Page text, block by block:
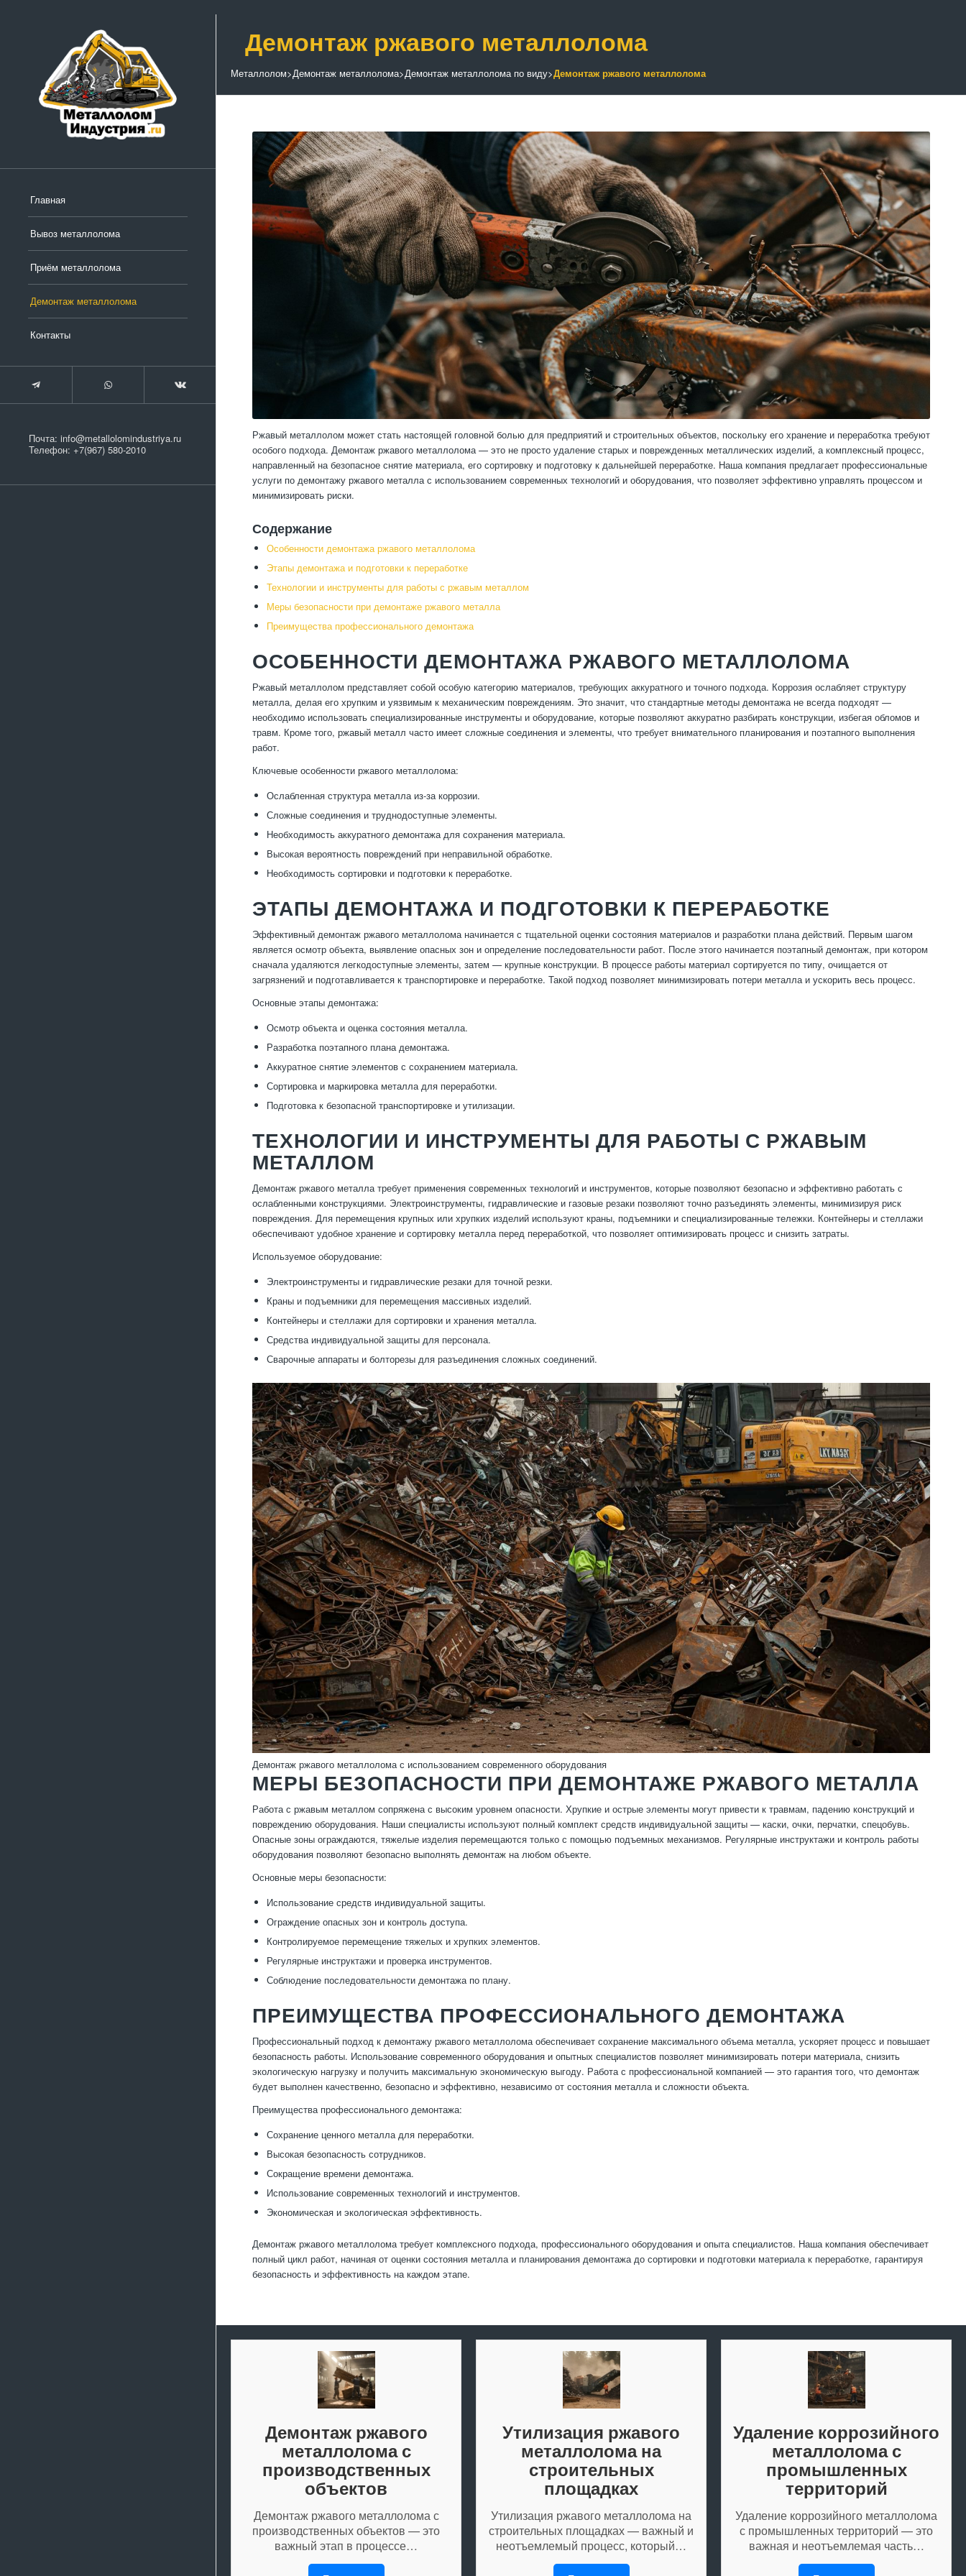
Главная
Вывоз металлолома
Приём металлолома
Демонтаж металлолома
Контакты
Почта: info@metallolomindustriya.ru
Телефон: +7(967) 580-2010
Демонтаж ржавого металлолома
Металлолом>Демонтаж металлолома>Демонтаж металлолома по виду>Демонтаж ржавого металлолома
Ржавый металлолом может стать настоящей головной болью для предприятий и строительных объектов, поскольку его хранение и переработка требуют
особого подхода. Демонтаж ржавого металлолома — это не просто удаление старых и поврежденных металлических изделий, а комплексный процесс,
направленный на безопасное снятие материала, его сортировку и подготовку к дальнейшей переработке. Наша компания предлагает профессиональные
услуги по демонтажу ржавого металла с использованием современных технологий и оборудования, что позволяет эффективно управлять процессом и
минимизировать риски.
Содержание
Особенности демонтажа ржавого металлолома
Этапы демонтажа и подготовки к переработке
Технологии и инструменты для работы с ржавым металлом
Меры безопасности при демонтаже ржавого металла
Преимущества профессионального демонтажа
ОСОБЕННОСТИ ДЕМОНТАЖА РЖАВОГО МЕТАЛЛОЛОМА
Ржавый металлолом представляет собой особую категорию материалов, требующих аккуратного и точного подхода. Коррозия ослабляет структуру
металла, делая его хрупким и уязвимым к механическим повреждениям. Это значит, что стандартные методы демонтажа не всегда подходят —
необходимо использовать специализированные инструменты и оборудование, которые позволяют аккуратно разбирать конструкции, избегая обломов и
травм. Кроме того, ржавый металл часто имеет сложные соединения и элементы, что требует внимательного планирования и поэтапного выполнения
работ.
Ключевые особенности ржавого металлолома:
Ослабленная структура металла из-за коррозии.
Сложные соединения и труднодоступные элементы.
Необходимость аккуратного демонтажа для сохранения материала.
Высокая вероятность повреждений при неправильной обработке.
Необходимость сортировки и подготовки к переработке.
ЭТАПЫ ДЕМОНТАЖА И ПОДГОТОВКИ К ПЕРЕРАБОТКЕ
Эффективный демонтаж ржавого металлолома начинается с тщательной оценки состояния материалов и разработки плана действий. Первым шагом
является осмотр объекта, выявление опасных зон и определение последовательности работ. После этого начинается поэтапный демонтаж, при котором
сначала удаляются легкодоступные элементы, затем — крупные конструкции. В процессе работы материал сортируется по типу, очищается от
загрязнений и подготавливается к транспортировке и переработке. Такой подход позволяет минимизировать потери металла и ускорить весь процесс.
Основные этапы демонтажа:
Осмотр объекта и оценка состояния металла.
Разработка поэтапного плана демонтажа.
Аккуратное снятие элементов с сохранением материала.
Сортировка и маркировка металла для переработки.
Подготовка к безопасной транспортировке и утилизации.
ТЕХНОЛОГИИ И ИНСТРУМЕНТЫ ДЛЯ РАБОТЫ С РЖАВЫМ
МЕТАЛЛОМ
Демонтаж ржавого металла требует применения современных технологий и инструментов, которые позволяют безопасно и эффективно работать с
ослабленными конструкциями. Электроинструменты, гидравлические и газовые резаки позволяют точно разъединять элементы, минимизируя риск
повреждения. Для перемещения крупных или хрупких изделий используют краны, подъемники и специализированные тележки. Контейнеры и стеллажи
обеспечивают удобное хранение и сортировку металла перед переработкой, что позволяет оптимизировать процесс и снизить затраты.
Используемое оборудование:
Электроинструменты и гидравлические резаки для точной резки.
Краны и подъемники для перемещения массивных изделий.
Контейнеры и стеллажи для сортировки и хранения металла.
Средства индивидуальной защиты для персонала.
Сварочные аппараты и болторезы для разъединения сложных соединений.
Демонтаж ржавого металлолома с использованием современного оборудования
МЕРЫ БЕЗОПАСНОСТИ ПРИ ДЕМОНТАЖЕ РЖАВОГО МЕТАЛЛА
Работа с ржавым металлом сопряжена с высоким уровнем опасности. Хрупкие и острые элементы могут привести к травмам, падению конструкций и
повреждению оборудования. Наши специалисты используют полный комплект средств индивидуальной защиты — каски, очки, перчатки, спецобувь.
Опасные зоны ограждаются, тяжелые изделия перемещаются только с помощью подъемных механизмов. Регулярные инструктажи и контроль работы
оборудования позволяют безопасно выполнять демонтаж на любом объекте.
Основные меры безопасности:
Использование средств индивидуальной защиты.
Ограждение опасных зон и контроль доступа.
Контролируемое перемещение тяжелых и хрупких элементов.
Регулярные инструктажи и проверка инструментов.
Соблюдение последовательности демонтажа по плану.
ПРЕИМУЩЕСТВА ПРОФЕССИОНАЛЬНОГО ДЕМОНТАЖА
Профессиональный подход к демонтажу ржавого металлолома обеспечивает сохранение максимального объема металла, ускоряет процесс и повышает
безопасность работы. Использование современного оборудования и опытных специалистов позволяет минимизировать потери материала, снизить
экологическую нагрузку и получить максимальную экономическую выгоду. Работа с профессиональной компанией — это гарантия того, что демонтаж
будет выполнен качественно, безопасно и эффективно, независимо от состояния металла и сложности объекта.
Преимущества профессионального демонтажа:
Сохранение ценного металла для переработки.
Высокая безопасность сотрудников.
Сокращение времени демонтажа.
Использование современных технологий и инструментов.
Экономическая и экологическая эффективность.
Демонтаж ржавого металлолома требует комплексного подхода, профессионального оборудования и опыта специалистов. Наша компания обеспечивает
полный цикл работ, начиная от оценки состояния металла и планирования демонтажа до сортировки и подготовки материала к переработке, гарантируя
безопасность и эффективность на каждом этапе.
Демонтаж ржавого
металлолома с
производственных
объектов
Демонтаж ржавого металлолома с
производственных объектов — это
важный этап в процессе…
Утилизация ржавого
металлолома на
строительных
площадках
Утилизация ржавого металлолома на
строительных площадках — важный и
неотъемлемый процесс, который…
Удаление коррозийного
металлолома с
промышленных
территорий
Удаление коррозийного металлолома
с промышленных территорий — это
важная и неотъемлемая часть…